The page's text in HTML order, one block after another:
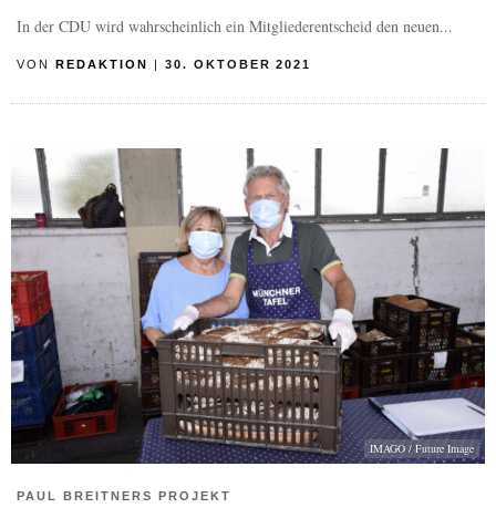
In der CDU wird wahrscheinlich ein Mitgliederentscheid den neuen...
VON REDAKTION | 30. OKTOBER 2021
IMAGO / Future Image
PAUL BREITNERS PROJEKT